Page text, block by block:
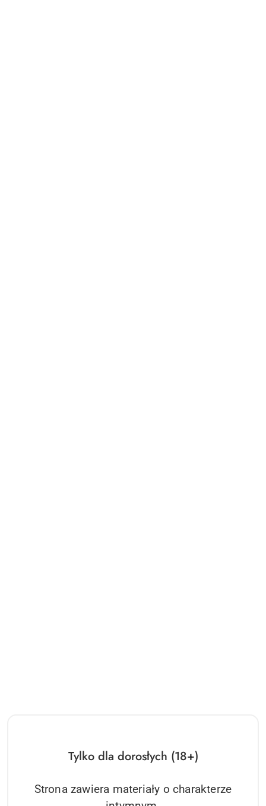
Tylko dla dorosłych (18+)
Strona zawiera materiały o charakterze